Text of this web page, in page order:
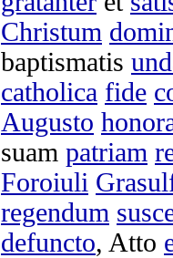
Christum
baptismatis
catholica fide
Augusto
suam patriam
Foroiuli
regendum
defuncto, Atto